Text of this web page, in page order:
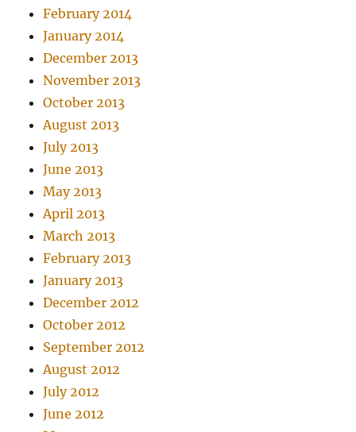
February 2014
January 2014
December 2013
November 2013
October 2013
August 2013
July 2013
June 2013
May 2013
April 2013
March 2013
February 2013
January 2013
December 2012
October 2012
September 2012
August 2012
July 2012
June 2012